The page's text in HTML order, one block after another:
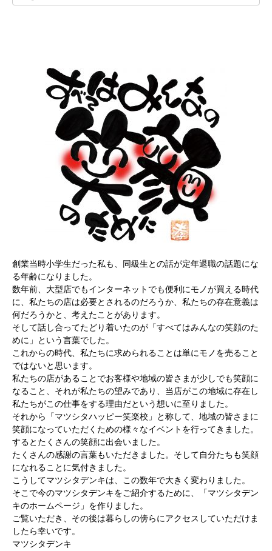
創業当時小学生だった私も、同級生との話が定年退職の話題にな
る年齢になりました。
数年前、大型店でもインターネットでも便利にモノが買える時代
に、私たちの店は必要とされるのだろうか、私たちの存在意義は
何だろうかと、考えたことがあります。
そして話し合ってたどり着いたのが「すべてはみんなの笑顔のた
めに」という言葉でした。
これからの時代、私たちに求められることは単にモノを売ること
ではないと思います。
私たちの店があることでお客様や地域の皆さまが少しでも笑顔に
なること、それが私たちの望みであり、当店がこの地域に存在し
私たちがこの仕事をする理由だという想いに至りました。
それから「マツシタハッピー笑楽校」と称して、地域の皆さまに
笑顔になっていただくための様々なイベントを行ってきました。
するとたくさんの笑顔に出会いました。
たくさんの感謝の言葉もいただきました。そして自分たちも笑顔
になれることに気付きました。
こうしてマツシタデンキは、この数年で大きく変わりました。
そこで今のマツシタデンキをご紹介するために、「マツシタデン
キのホームページ」を作りました。
ご覧いただき、その後は暮らしの傍らにアクセスしていただけま
したら幸いです。
マツシタデンキ